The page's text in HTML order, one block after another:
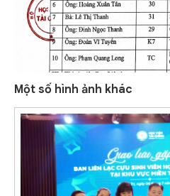
Một số hình ảnh khác